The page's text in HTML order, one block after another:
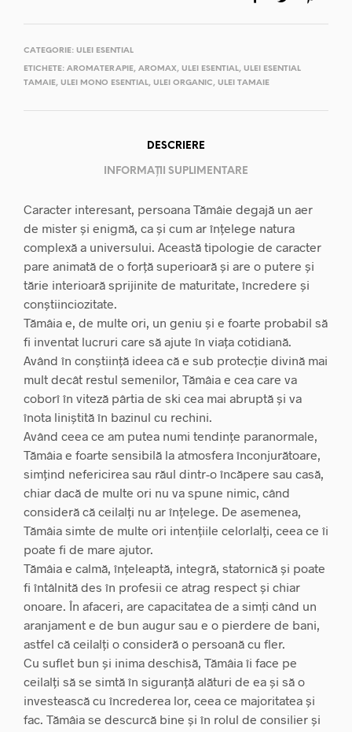
CATEGORIE: ULEI ESENTIAL
ETICHETE: AROMATERAPIE, AROMAX, ULEI ESENTIAL, ULEI ESENTIAL
TAMAIE, ULEI MONO ESENTIAL, ULEI ORGANIC, ULEI TAMAIE
DESCRIERE
INFORMAȚII SUPLIMENTARE
Caracter interesant, persoana Tămâie degajă un aer
de mister și enigmă, ca și cum ar înțelege natura
complexă a universului. Această tipologie de caracter
pare animată de o forță superioară și are o putere și
tărie interioară sprijinite de maturitate, încredere și
conștiinciozitate.
Tămâia e, de multe ori, un geniu și e foarte probabil să
fi inventat lucruri care să ajute în viața cotidiană.
Având în conștiință ideea că e sub protecție divină mai
mult decât restul semenilor, Tămâia e cea care va
coborî în viteză pârtia de ski cea mai abruptă și va
înota liniștită în bazinul cu rechini.
Având ceea ce am putea numi tendințe paranormale,
Tămâia e foarte sensibilă la atmosfera înconjurătoare,
simțind nefericirea sau răul dintr-o încăpere sau casă,
chiar dacă de multe ori nu va spune nimic, când
consideră că ceilalți nu ar înțelege. De asemenea,
Tămâia simte de multe ori intențiile celorlalți, ceea ce îi
poate fi de mare ajutor.
Tămâia e calmă, înțeleaptă, integră, statornică și poate
fi întâlnită des în profesii ce atrag respect și chiar
onoare. În afaceri, are capacitatea de a simți când un
aranjament e de bun augur sau e o pierdere de bani,
astfel că ceilalți o consideră o persoană cu fler.
Cu suflet bun și inima deschisă, Tămâia îi face pe
ceilalți să se simtă în siguranță alături de ea și să o
investească cu încrederea lor, ceea ce majoritatea și
fac. Tămâia se descurcă bine și în rolul de consilier și